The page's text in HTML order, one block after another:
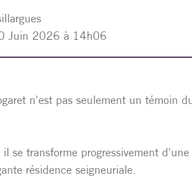
Juin 2026 à 14h06
n'est pas seulement un témoin
se transforme progressivement d'une
résidence seigneuriale.